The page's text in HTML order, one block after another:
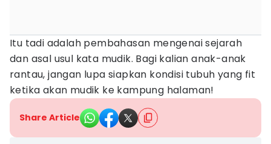
Itu tadi adalah pembahasan mengenai sejarah
dan asal usul kata mudik. Bagi kalian anak-anak
rantau, jangan lupa siapkan kondisi tubuh yang fit
ketika akan mudik ke kampung halaman!
Share Article